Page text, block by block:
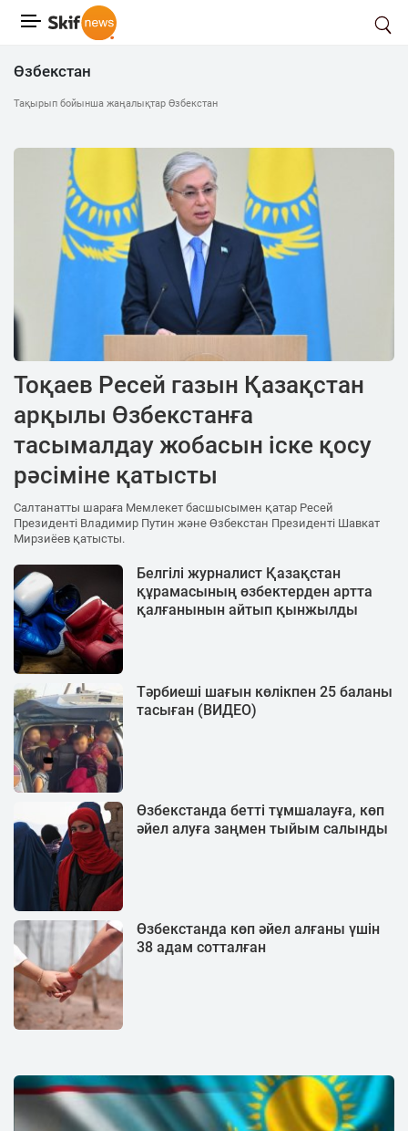
Өзбекстан
Тақырып бойынша жаңалықтар Өзбекстан
Тоқаев Ресей газын Қазақстан
арқылы Өзбекстанға
тасымалдау жобасын іске қосу
рәсіміне қатысты
Салтанатты шараға Мемлекет басшысымен қатар Ресей
Президенті Владимир Путин және Өзбекстан Президенті Шавкат
Мирзиёев қатысты.
Белгілі журналист Қазақстан
құрамасының өзбектерден артта
қалғанынын айтып қынжылды
Тәрбиеші шағын көлікпен 25 баланы
тасыған (ВИДЕО)
Өзбекстанда бетті тұмшалауға, көп
әйел алуға заңмен тыйым салынды
Өзбекстанда көп әйел алғаны үшін
38 адам сотталған